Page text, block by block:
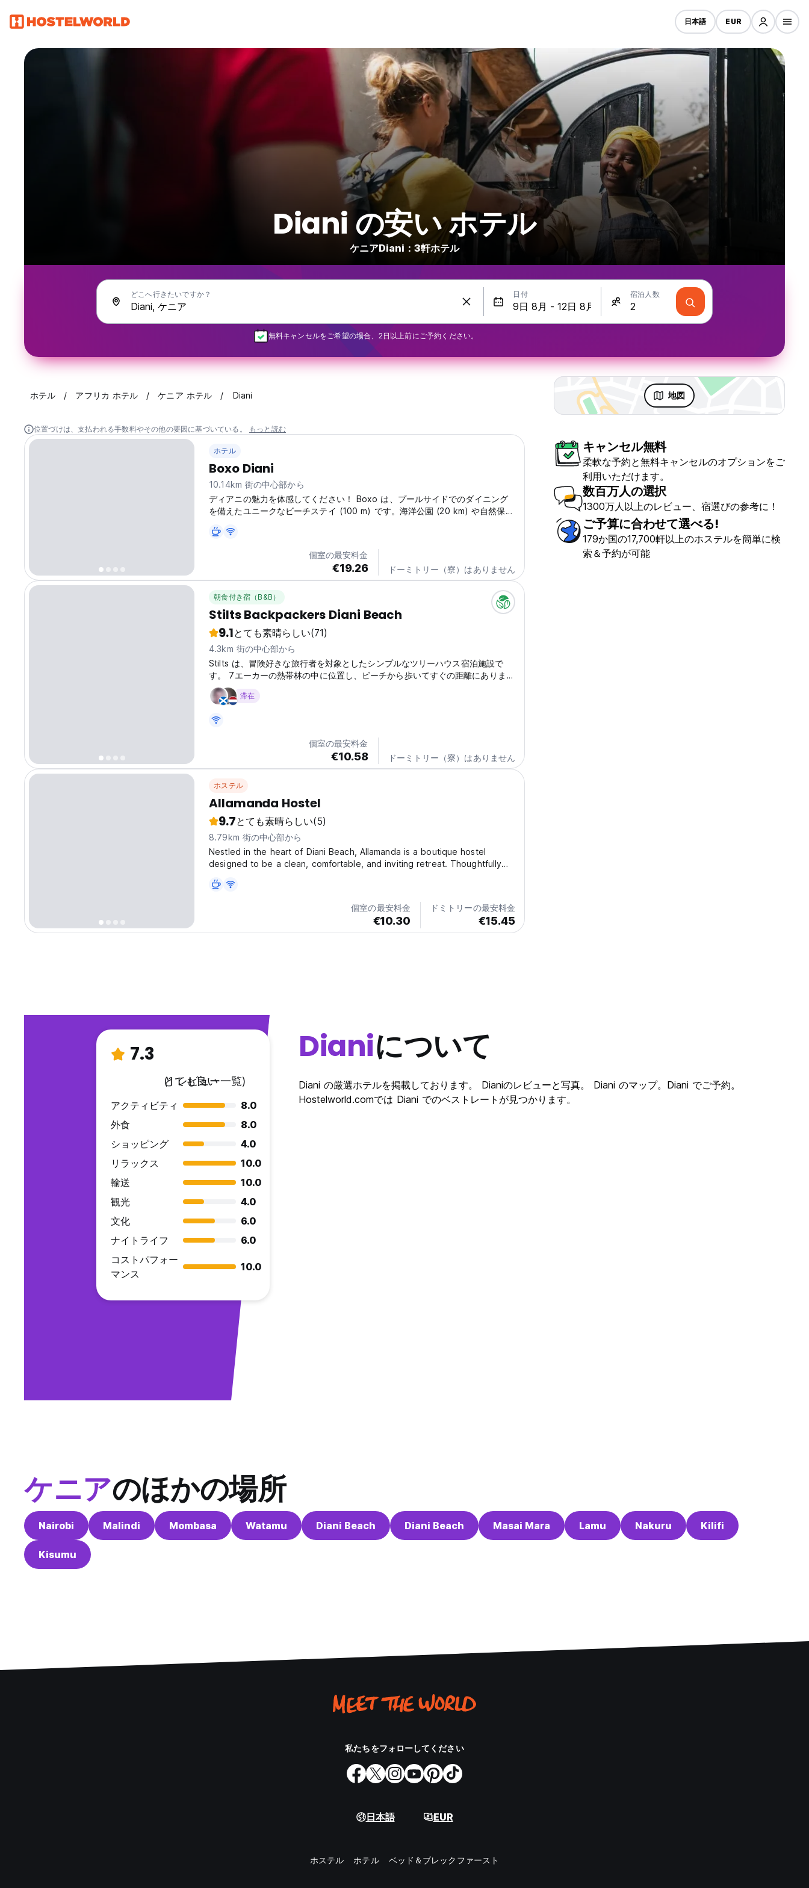
日本語 EUR
Diani の安い ホテル
ケニアDiani：3軒ホテル
どこへ行きたいですか？ 日付 宿泊人数
無料キャンセルをご希望の場合、2日以上前にご予約ください。
ホテル アフリカ ホテル ケニア ホテル Diani 地図
位置づけは、支払われる手数料やその他の要因に基づいている。 もっと読む
ホテル
Boxo Diani
10.14km 街の中心部から
ディアニの魅力を体感してください！ Boxo は、プールサイドでのダイニング
を備えたユニークなビーチステイ (100 m) です。海洋公園 (20 km) や自然保護
個室の最安料金
€19.26 ドーミトリー（寮）はありません
朝食付き宿（B&B）
Stilts Backpackers Diani Beach
9.1とても素晴らしい(71)
4.3km 街の中心部から
Stilts は、冒険好きな旅行者を対象としたシンプルなツリーハウス宿泊施設で
す。 7エーカーの熱帯林の中に位置し、ビーチから歩いてすぐの距離にありま
す。
滞在
個室の最安料金
€10.58 ドーミトリー（寮）はありません
ホステル
Allamanda Hostel
9.7とても素晴らしい(5)
8.79km 街の中心部から
Nestled in the heart of Diani Beach, Allamanda is a boutique hostel
designed to be a clean, comfortable, and inviting retreat. Thoughtfully
travellers looking to unwind and connect with...
個室の最安料金
€10.30
ドミトリーの最安料金
€15.45
キャンセル無料
柔軟な予約と無料キャンセルのオプションをご
利用いただけます。
数百万人の選択
1300万人以上のレビュー、宿選びの参考に！
ご予算に合わせて選べる!
179か国の17,700軒以上のホステルを簡単に検
索＆予約が可能
7.3
とても良い
(1 レビュー一覧)
アクティビティ
8.0
外食
8.0
ショッピング
4.0
リラックス
10.0
輸送
10.0
観光
4.0
文化
6.0
ナイトライフ
6.0
コストパフォー
マンス
10.0
Dianiについて
Diani の厳選ホテルを掲載しております。 Dianiのレビューと写真。 Diani のマップ。Diani でご予約。
Hostelworld.comでは Diani でのベストレートが見つかります。
ケニアのほかの場所
Nairobi Malindi Mombasa Watamu Diani Beach Diani Beach Masai Mara Lamu Nakuru Kilifi
Kisumu
私たちをフォローしてください
日本語 EUR
ホステル ホテル ベッド＆ブレックファースト